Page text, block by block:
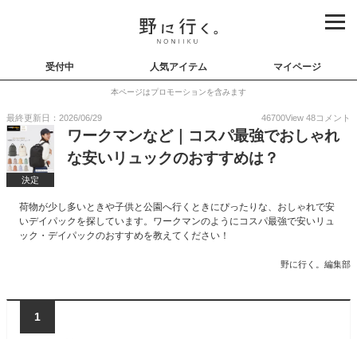
受付中 人気アイテム マイページ
本ページはプロモーションを含みます
最終更新日：2026/06/29 46700View 48コメント
決定
ワークマンなど｜コスパ最強でおしゃれ
な安いリュックのおすすめは？
荷物が少し多いときや子供と公園へ行くときにぴったりな、おしゃれで安
いデイパックを探しています。ワークマンのようにコスパ最強で安いリュ
ック・デイパックのおすすめを教えてください！
野に行く。編集部
1